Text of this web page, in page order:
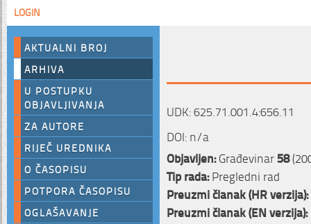
LOGIN
AKTUALNI BROJ
ARHIVA
U POSTUPKU
OBJAVLJIVANJA
ZA AUTORE
RIJEČ UREDNIKA
O ČASOPISU
POTPORA ČASOPISU
OGLAŠAVANJE
UDK: 625.71.001.4:656.11
DOI: n/a
Objavljen:Građevinar58
Tip rada:Pregledni rad
Preuzmi članak (HR verzija):
Preuzmi članak (EN verzija):